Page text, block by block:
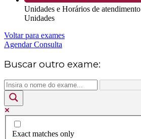
Unidades e Horários de atendimento
Unidades
Voltar para exames
Agendar Consulta
Buscar outro exame:
Exact matches only